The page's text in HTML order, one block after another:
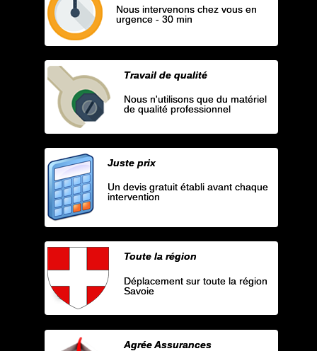
Nous intervenons chez vous en
urgence - 30 min
Travail de qualité
Nous n'utilisons que du matériel
de qualité professionnel
Juste prix
Un devis gratuit établi avant chaque
intervention
Toute la région
Déplacement sur toute la région
Savoie
Agrée Assurances